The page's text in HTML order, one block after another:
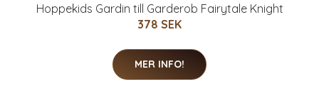
Hoppekids Gardin till Garderob Fairytale Knight
378 SEK
MER INFO!